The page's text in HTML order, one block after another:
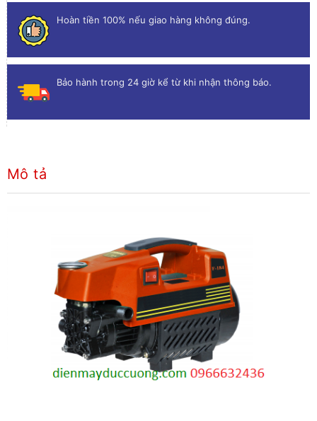
Hoàn tiền 100% nếu giao hàng không đúng.
Bảo hành trong 24 giờ kể từ khi nhận thông báo.
Mô tả